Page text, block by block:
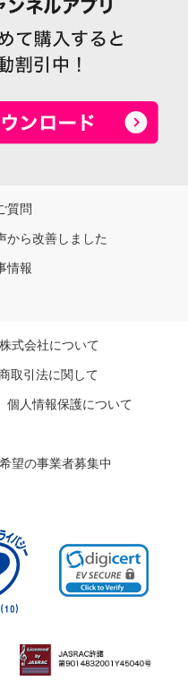
質問
から改善しました
情報
式会社について
取引法に関して
個人情報保護について
望の事業者募集中